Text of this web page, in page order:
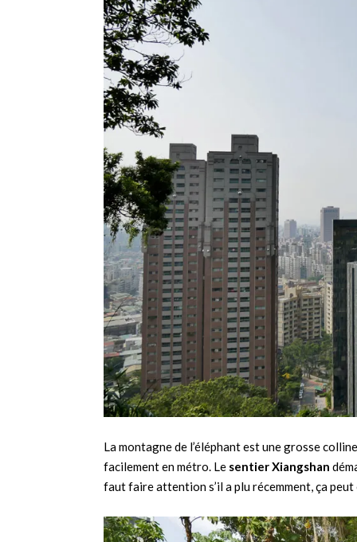
La montagne de l’éléphant est une grosse
facilement en métro. Le sentier Xiangshan
faut faire attention s’il a plu récemment, ça